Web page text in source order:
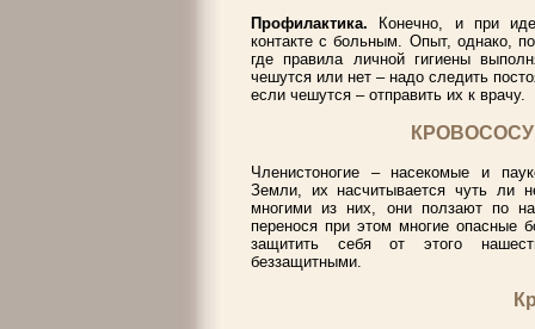
Профилактика.
Конечно, и при
контакте с больным. Опыт, однако,
где правила личной гигиены
чешутся или нет – надо следить
если чешутся – отправить их к врачу.
Членистоногие – насекомые и
Земли, их насчитывается чуть ли
многими из них, они ползают по
перенося при этом многие опасные
защитить себя от этого
беззащитными.